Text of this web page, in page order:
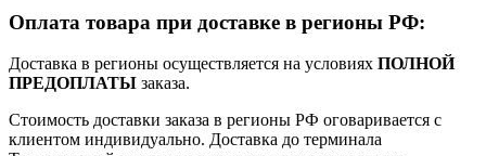
Оплата товара при доставке в регионы РФ:
Доставка в регионы осуществляется на условиях ПОЛНОЙ
ПРЕДОПЛАТЫ заказа.
Стоимость доставки заказа в регионы РФ оговаривается с
клиентом индивидуально. Доставка до терминала